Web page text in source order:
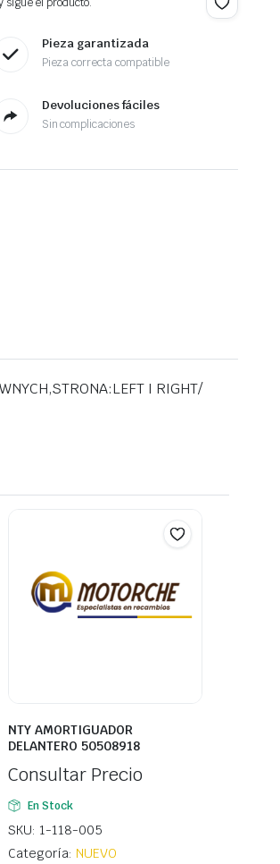
Pieza garantizada
Pieza correcta compatible
Devoluciones fáciles
Sin complicaciones
I RIGHT/
NTY AMORTIGUADOR
DELANTERO 50508918
Consultar Precio
En Stock
SKU: 1-118-005
Categoría: NUEVO